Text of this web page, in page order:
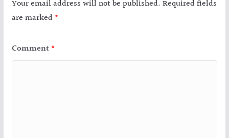
Your email address will not be published. Required fields
are marked *
Comment *